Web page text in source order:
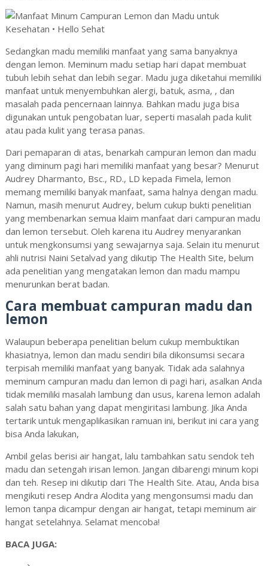
Sedangkan madu memiliki manfaat yang sama banyaknya
dengan lemon. Meminum madu setiap hari dapat membuat
tubuh lebih sehat dan lebih segar. Madu juga diketahui memiliki
manfaat untuk menyembuhkan alergi, batuk, asma, , dan
masalah pada pencernaan lainnya. Bahkan madu juga bisa
digunakan untuk pengobatan luar, seperti masalah pada kulit
atau pada kulit yang terasa panas.
Dari pemaparan di atas, benarkah campuran lemon dan madu
yang diminum pagi hari memiliki manfaat yang besar? Menurut
Audrey Dharmanto, Bsc., RD., LD kepada Fimela, lemon
memang memiliki banyak manfaat, sama halnya dengan madu.
Namun, masih menurut Audrey, belum cukup bukti penelitian
yang membenarkan semua klaim manfaat dari campuran madu
dan lemon tersebut. Oleh karena itu Audrey menyarankan
untuk mengkonsumsi yang sewajarnya saja. Selain itu menurut
ahli nutrisi Naini Setalvad yang dikutip The Health Site, belum
ada penelitian yang mengatakan lemon dan madu mampu
menurunkan berat badan.
Cara membuat campuran madu dan
lemon
Walaupun beberapa penelitian belum cukup membuktikan
khasiatnya, lemon dan madu sendiri bila dikonsumsi secara
terpisah memiliki manfaat yang banyak. Tidak ada salahnya
meminum campuran madu dan lemon di pagi hari, asalkan Anda
tidak memiliki masalah lambung dan usus, karena lemon adalah
salah satu bahan yang dapat mengiritasi lambung. Jika Anda
tertarik untuk mengaplikasikan ramuan ini, berikut ini cara yang
bisa Anda lakukan,
Ambil gelas berisi air hangat, lalu tambahkan satu sendok teh
madu dan setengah irisan lemon. Jangan dibarengi minum kopi
dan teh. Resep ini dikutip dari The Health Site. Atau, Anda bisa
mengikuti resep Andra Alodita yang mengonsumsi madu dan
lemon tanpa dicampur dengan air hangat, tetapi meminum air
hangat setelahnya. Selamat mencoba!
BACA JUGA: